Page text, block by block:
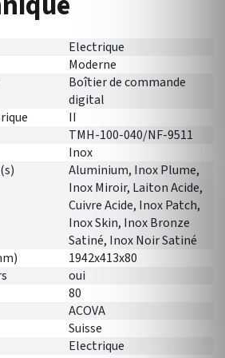
Electrique
Moderne
Boîtier de commande
digital
II
TMH-100-040/NF-9511
Inox
Aluminium, Inox Plume,
Inox Miroir, Laiton Acide,
Cuivre Acide, Inox Patch,
Inox Skin, Inox Bronze
Satiné, Inox Noir Satiné
1942x413x80
oui
80
ACOVA
Suisse
Electrique